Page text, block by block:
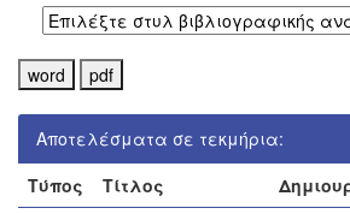
Αποτελέσματα σε τεκμήρια:
Τύπος
Τίτλος